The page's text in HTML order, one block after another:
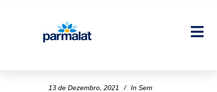
13 de Dezembro, 2021 In Sem